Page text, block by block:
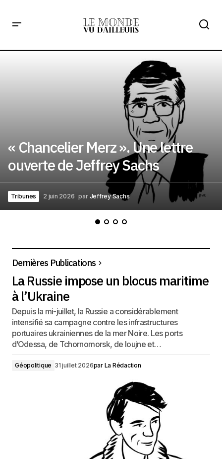
« Chancelier Merz ». Une lettre
ouverte de Jeffrey Sachs
Tribunes 2 juin 2026 par Jeffrey Sachs
Dernières Publications
La Russie impose un blocus maritime
à l’Ukraine
Depuis la mi-juillet, la Russie a considérablement
intensifié sa campagne contre les infrastructures
portuaires ukrainiennes de la mer Noire. Les ports
d’Odessa, de Tchornomorsk, de Ioujne et…
Géopolitique 31 juillet 2026par La Rédaction